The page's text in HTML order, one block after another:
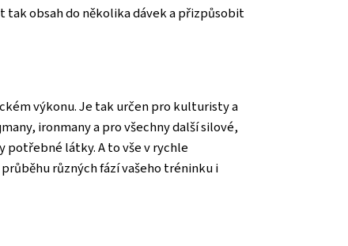
tak obsah do několika dávek a přizpůsobit
výkonu. Je tak určen pro kulturisty a
ironmany a pro všechny další silové,
látky. A to vše v rychle
různých fází vašeho tréninku i